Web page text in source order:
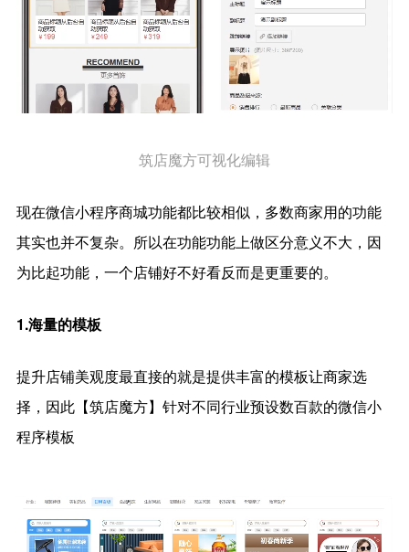
筑店魔方可视化编辑
现在微信小程序商城功能都比较相似，多数商家用的功能
其实也并不复杂。所以在功能功能上做区分意义不大，因
为比起功能，一个店铺好不好看反而是更重要的。
1.海量的模板
提升店铺美观度最直接的就是提供丰富的模板让商家选
择，因此【筑店魔方】针对不同行业预设数百款的微信小
程序模板